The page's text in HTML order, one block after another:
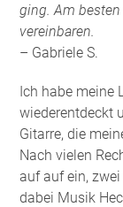
ging. Am
vereinbaren.
– Gabriele S.
Ich habe meine
wiederentdeckt
Gitarre, die
Nach vielen
auf auf ein,
dabei Musik